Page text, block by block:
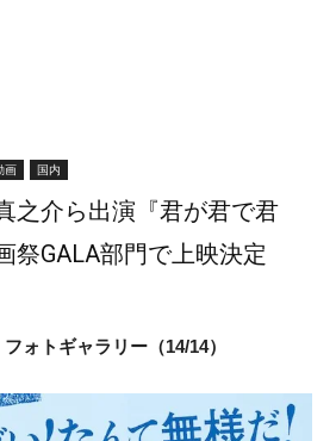
画 国内
之介ら出演『君が君で君
祭GALA部門で上映決定
フォトギャラリー（14/14）